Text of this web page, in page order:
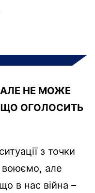
АЛЕ НЕ МОЖЕ
ОГОЛОСИТЬ
з точки
воюємо, але
в нас війна –